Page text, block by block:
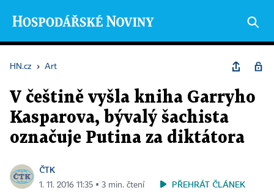
HN.cz › Art
V češtině vyšla kniha Garryho
Kasparova, bývalý šachista
označuje Putina za diktátora
ČTK
1. 11. 2016 11:35 ▪ 3 min. čtení PŘEHRÁT ČLÁNEK